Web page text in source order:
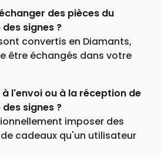
des pièces du
signes ?
convertis en Diamants,
être échangés dans votre
l'envoi ou à la réception de
signes ?
imposer des
cadeaux qu'un utilisateur